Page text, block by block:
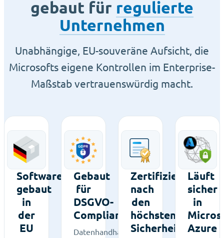
gebaut für regulierte
Unternehmen
Unabhängige, EU-souveräne Aufsicht, die
Microsofts eigene Kontrollen im Enterprise-
Maßstab vertrauenswürdig macht.
Software,
gebaut
in
der
EU
Gebaut
für
DSGVO-
Compliance
Datenhandhabung,
Zertifiziert
nach
den
höchsten
Läuft
sicher
in
Azure